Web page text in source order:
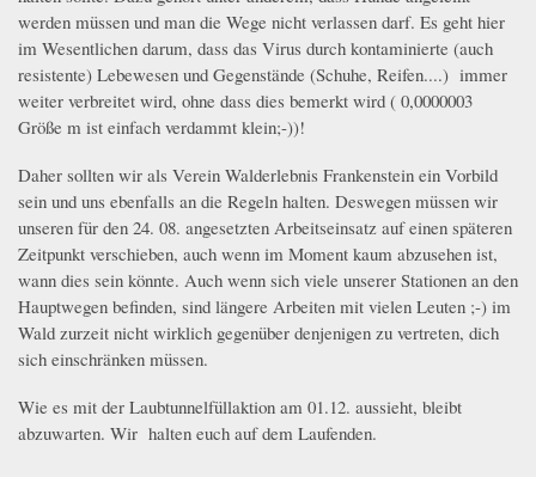
werden müssen und man die Wege nicht verlassen darf. Es geht hier
im Wesentlichen darum, dass das Virus durch kontaminierte (auch
resistente) Lebewesen und Gegenstände (Schuhe, Reifen....) immer
weiter verbreitet wird, ohne dass dies bemerkt wird ( 0,0000003
Größe m ist einfach verdammt klein;-))!
Daher sollten wir als Verein Walderlebnis Frankenstein ein Vorbild
sein und uns ebenfalls an die Regeln halten. Deswegen müssen wir
unseren für den 24. 08. angesetzten Arbeitseinsatz auf einen späteren
Zeitpunkt verschieben, auch wenn im Moment kaum abzusehen ist,
wann dies sein könnte. Auch wenn sich viele unserer Stationen an den
Hauptwegen befinden, sind längere Arbeiten mit vielen Leuten ;-) im
Wald zurzeit nicht wirklich gegenüber denjenigen zu vertreten, dich
sich einschränken müssen.
Wie es mit der Laubtunnelfüllaktion am 01.12. aussieht, bleibt
abzuwarten. Wir halten euch auf dem Laufenden.